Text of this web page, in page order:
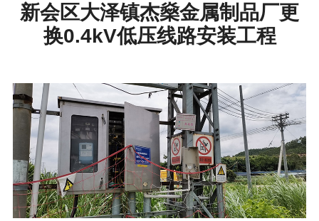
新会区大泽镇杰燊金属制品厂更
换0.4kV低压线路安装工程